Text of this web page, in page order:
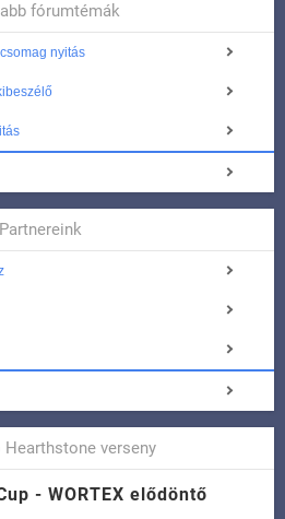
fórumtémák
nyitás
Partnereink
Hearthstone verseny
- WORTEX elődöntő